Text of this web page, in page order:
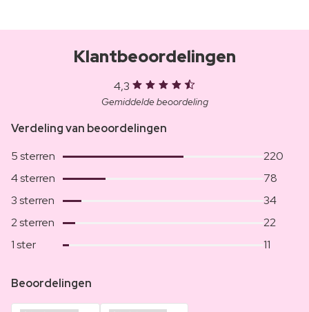
Klantbeoordelingen
4,3
Gemiddelde beoordeling
Verdeling van beoordelingen
5 sterren
220
4 sterren
78
3 sterren
34
2 sterren
22
1 ster
11
Beoordelingen